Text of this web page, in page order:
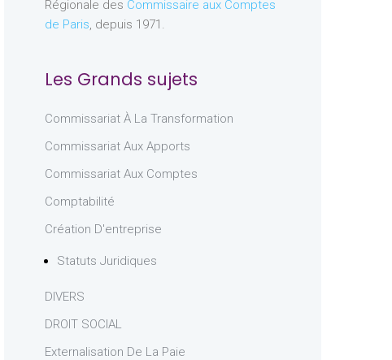
Régionale des Commissaire aux Comptes
de Paris, depuis 1971.
Les Grands sujets
Commissariat À La Transformation
Commissariat Aux Apports
Commissariat Aux Comptes
Comptabilité
Création D'entreprise
Statuts Juridiques
DIVERS
DROIT SOCIAL
Externalisation De La Paie